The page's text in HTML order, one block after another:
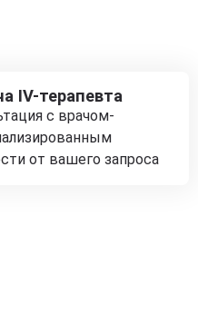
IV-терапевта
с врачом-
от вашего запроса